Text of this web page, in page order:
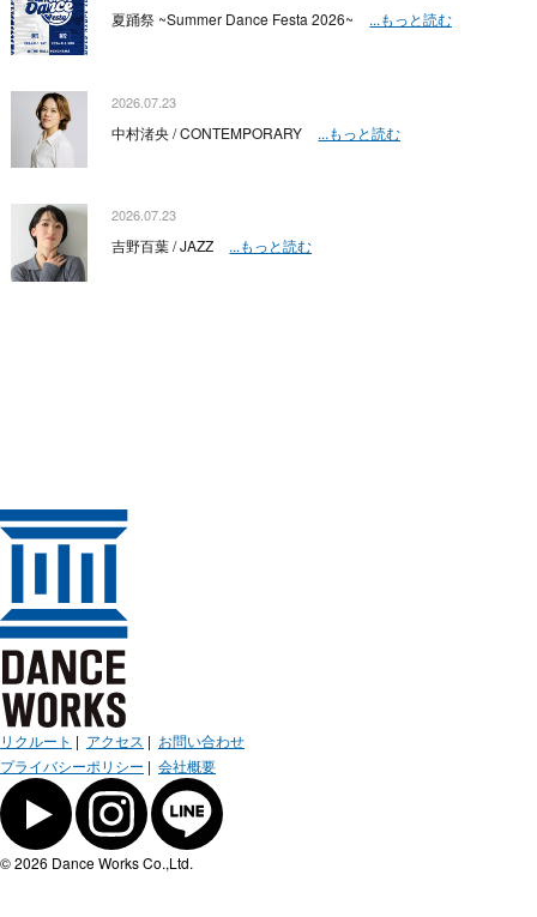
夏踊祭 ~Summer Dance Festa 2026~ ...もっと読む
2026.07.23
中村渚央 / CONTEMPORARY ...もっと読む
2026.07.23
吉野百葉 / JAZZ ...もっと読む
リクルート | アクセス | お問い合わせ
プライバシーポリシー | 会社概要
© 2026 Dance Works Co.,Ltd.